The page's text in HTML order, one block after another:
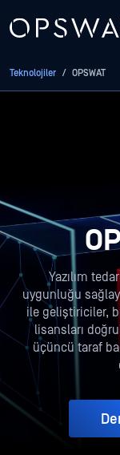
Teknolojiler / OPSWAT
Yazılım
uygunluğu
ile geliştiriciler,
lisansları
üçüncü taraf